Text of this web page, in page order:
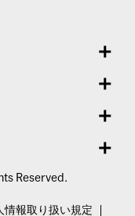
Reserved.
情報取り扱い規定